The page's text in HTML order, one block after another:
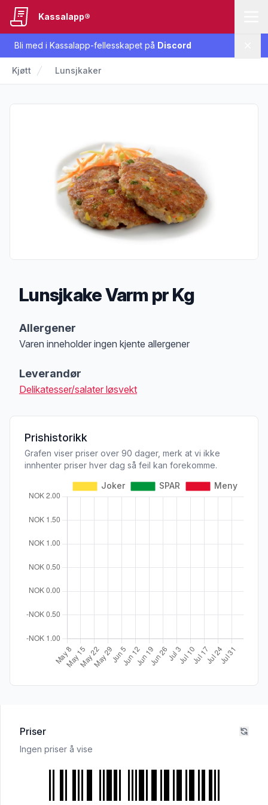
Bli med i Kassalapp-fellesskapet på Discord
Kassalapp®
Kjøtt Lunsjkaker
Lunsjkake Varm pr Kg
Allergener
Varen inneholder ingen kjente allergener
Leverandør
Delikatesser/salater løsvekt
Prishistorikk
Grafen viser priser over 90 dager, merk at vi ikke
innhenter priser hver dag så feil kan forekomme.
Priser
Ingen priser å vise